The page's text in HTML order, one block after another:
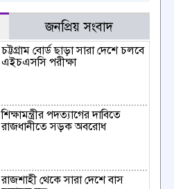
জনপ্রিয় সংবাদ
চট্টগ্রাম বোর্ড ছাড়া সারা দেশে চলবে
এইচএসসি পরীক্ষা
শিক্ষামন্ত্রীর পদত্যাগের দাবিতে
রাজধানীতে সড়ক অবরোধ
রাজশাহী থেকে সারা দেশে বাস